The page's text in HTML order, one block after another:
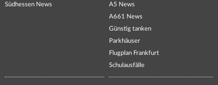
Südhessen News
A5 News
A661 News
Günstig tanken
Parkhäuser
Flugplan Frankfurt
Schulausfälle